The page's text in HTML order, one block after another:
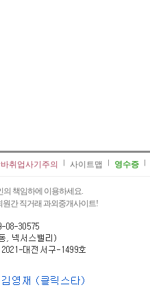
취업사기주의 사이트맵 영수증
의 책임하에 이용하세요.
원간 직거래 과외중개사이트!